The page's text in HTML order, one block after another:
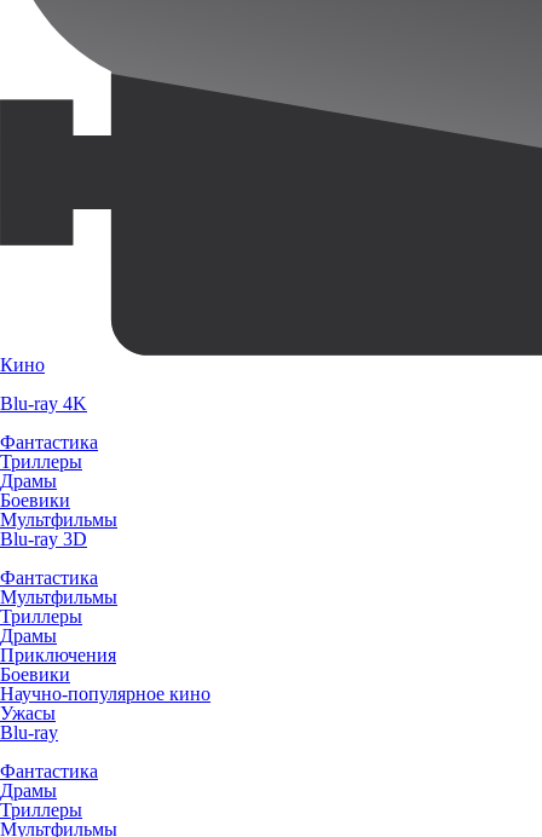
Кино
Blu-ray 4K
Фантастика
Триллеры
Драмы
Боевики
Мультфильмы
Blu-ray 3D
Фантастика
Мультфильмы
Триллеры
Драмы
Приключения
Боевики
Научно-популярное кино
Ужасы
Blu-ray
Фантастика
Драмы
Триллеры
Мультфильмы